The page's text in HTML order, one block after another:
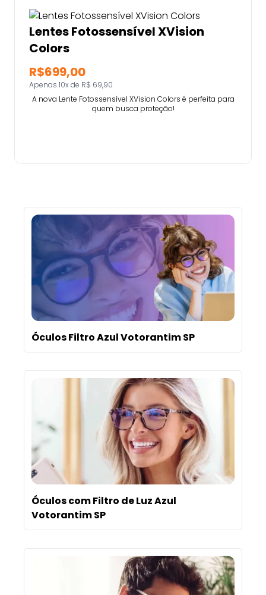
Lentes Fotossensível XVision
Colors
R$699,00
Apenas 10x de R$ 69,90
A nova Lente Fotossensível XVision Colors é perfeita para
quem busca proteção!
Óculos Filtro Azul Votorantim SP
Óculos com Filtro de Luz Azul
Votorantim SP